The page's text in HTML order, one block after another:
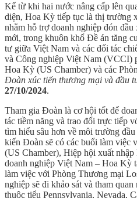
Kể từ khi hai nước nâng cấp lên
diện, Hoa Kỳ tiếp tục là thị trường
nhằm hỗ trợ doanh nghiệp đón
mới, trong khuôn khổ Đề án tăng
tư giữa Việt Nam và các đối tác
và Công nghiệp Việt Nam (VCCI)
Hoa Kỳ (US Chamber) và các
Đoàn xúc tiến thương mại và đầu
27/10/2024.
Tham gia Đoàn là cơ hội tốt để
tác tiềm năng và trao đổi trực tiếp
tìm hiểu sâu hơn về môi trường
kiến Đoàn sẽ có các buổi làm việc
(US Chamber), Hiệp hội xuất
doanh nghiệp Việt Nam – Hoa Kỳ
làm việc với Phòng Thương mại
nghiệp sẽ đi khảo sát và tham
thuộc tiểu Pennsylvania, Nevada,